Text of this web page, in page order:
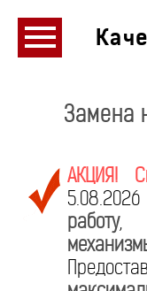
Замена
АКЦИЯ!
работу,